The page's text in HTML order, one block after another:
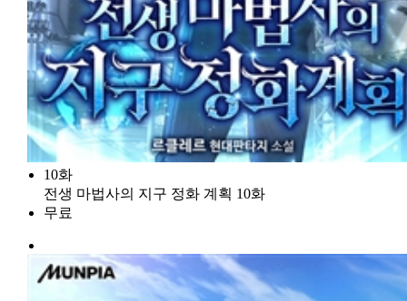
10화
전생 마법사의 지구 정화 계획 10화
무료